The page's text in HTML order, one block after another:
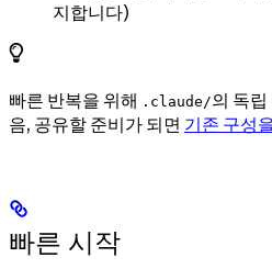
지합니다)
빠른 반복을 위해 .claude/의 독
음, 공유할 준비가 되면 기존 구성
빠른 시작